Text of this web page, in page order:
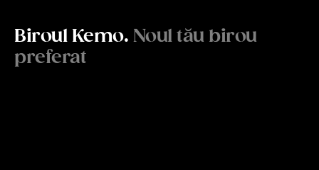
Biroul Kemo. Noul tău birou
preferat